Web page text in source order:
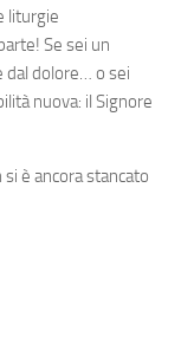
liturgie
Se sei un
dal dolore… o sei
nuova: il Signore
è ancora stancato